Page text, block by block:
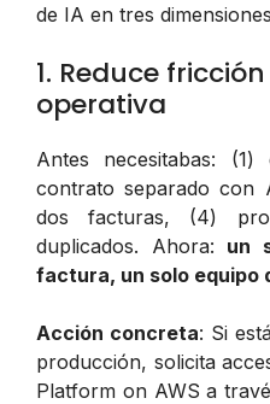
de IA en tres
1. Reduce
operativa
Antes necesitabas:
contrato separado con
dos facturas, (4)
duplicados. Ahora: un
factura, un solo equipo
Acción concreta: Si
producción, solicita
Platform on AWS a